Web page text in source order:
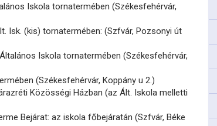
Iskola tornatermében (Székesfehérvár,
Isk. (kis) tornatermében: (Szfvár, Pozsonyi út
Iskola tornatermében (Székesfehérvár,
(Székesfehérvár, Koppány u 2.)
Közösségi Házban (az Ált. Iskola melletti
Bejárat: az iskola főbejáratán (Szfvár, Béke